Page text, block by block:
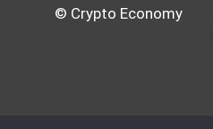
© Crypto Economy